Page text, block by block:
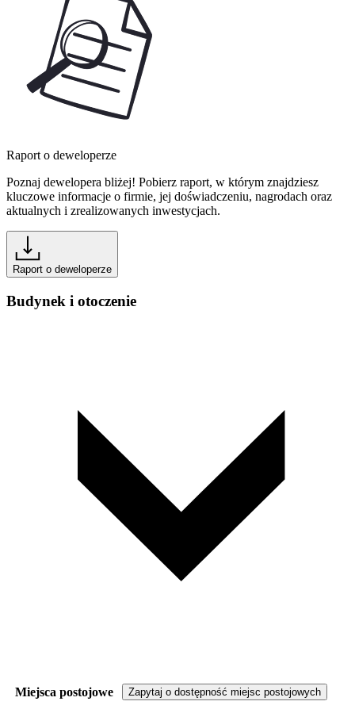
Raport o deweloperze
Poznaj dewelopera bliżej! Pobierz raport, w którym znajdziesz
kluczowe informacje o firmie, jej doświadczeniu, nagrodach oraz
aktualnych i zrealizowanych inwestycjach.
Raport o deweloperze
Budynek i otoczenie
Miejsca postojowe Zapytaj o dostępność miejsc postojowych